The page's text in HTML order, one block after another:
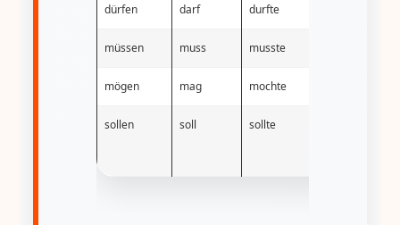
dürfen darf durfte
müssen muss musste
mögen mag mochte
sollen soll sollte